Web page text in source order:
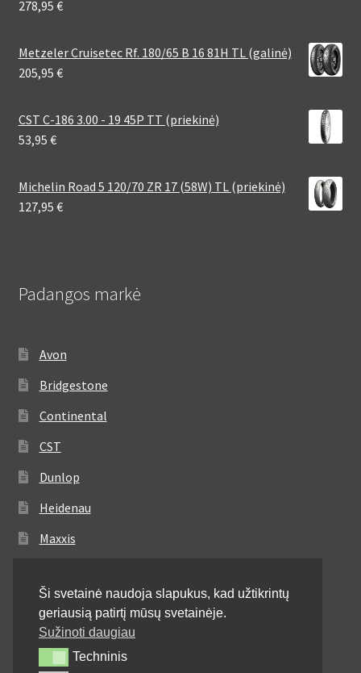
278,95 €
Metzeler Cruisetec Rf. 180/65 B 16 81H TL (galinė)
205,95 €
CST C-186 3.00 - 19 45P TT (priekinė)
53,95 €
Michelin Road 5 120/70 ZR 17 (58W) TL (priekinė)
127,95 €
Padangos markė
Avon
Bridgestone
Continental
CST
Dunlop
Heidenau
Maxxis
Michelin
Mitas
Pirelli
Ši svetainė naudoja slapukus, kad užtikrintų
geriausią patirtį mūsų svetainėje.
Sužinoti daugiau
TechninisTechninis